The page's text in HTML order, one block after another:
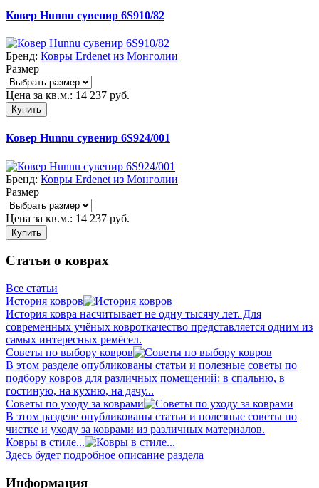
Ковер Hunnu сувенир 6S910/82
Бренд: Ковры Erdenet из Монголии
Размер
Цена за кв.м.: 14 237 руб.
Купить
Ковер Hunnu сувенир 6S924/001
Бренд: Ковры Erdenet из Монголии
Размер
Цена за кв.м.: 14 237 руб.
Купить
Статьи о коврах
Все статьи
История ковров
История ковра насчитывает не одну тысячу лет. Для
современных учёных ковроткачество представляется одним из
самых интересных ремёсел.
Советы по выбору ковров
В этом разделе опубликованы статьи и полезные советы по
подбору ковров для различных помещений: в спальню, в
гостиную, на кухню, на дачу...
Советы по уходу за коврами
В этом разделе опубликованы статьи и полезные советы по
чистке и уходу за коврами из различных материалов.
Ковры в стиле...
Здесь будет подробное описание раздела
Информация